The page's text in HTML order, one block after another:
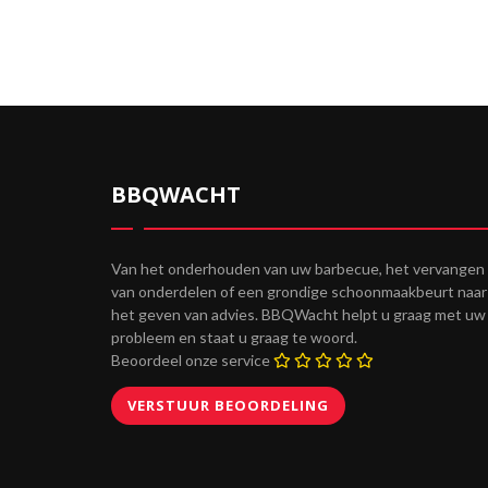
BBQWACHT
Van het onderhouden van uw barbecue, het vervangen
van onderdelen of een grondige schoonmaakbeurt naar
het geven van advies. BBQWacht helpt u graag met uw
probleem en staat u graag te woord.
Beoordeel onze service